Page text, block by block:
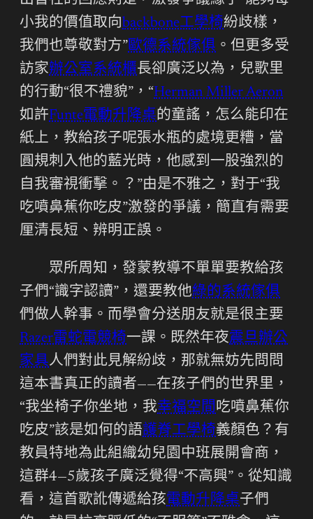
小我的價值取向backbone工學椅紛歧樣，
我們也尊敬對方”歐德系統傢俱 。但更多受
訪家辦公室系統櫃長卻廣泛以為，兒歌里
的行動“很不禮貌”，“Herman Miller Aeron
如許Funte電動升降桌的童謠，怎么能印在
紙上，教給孩子呢張水瓶的處境更糟，當
圓規刺入他的藍光時，他感到一股強烈的
自我審視衝擊。？”由是不雅之，對于“我
吃噴鼻蕉你吃皮”激發的爭議，簡直有需要
厘清長短、辨明正誤。
眾所周知，發蒙教導不單單要教給孩
子們“識字認讀”，還要教他綠的系統傢俱
們做人幹事。而學會分送朋友就是很主要
Razer雷蛇電競椅一課。既然年夜震旦辦公
家具人們對此見解紛歧，那就無妨先問問
這本書真正的讀者——在孩子們的世界里，
“我坐椅子你坐地，我幸福空間吃噴鼻蕉你
吃皮”該是如何的語護脊工學椅義顏色？有
教員特地為此組織幼兒園中班展開會商，
這群4—5歲孩子廣泛覺得“不高興”。從知識
看，這首歌訛傳遞給孩電動升降桌子們